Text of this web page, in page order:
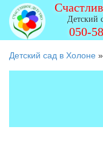
Детский
050-
Детский сад в Холоне »